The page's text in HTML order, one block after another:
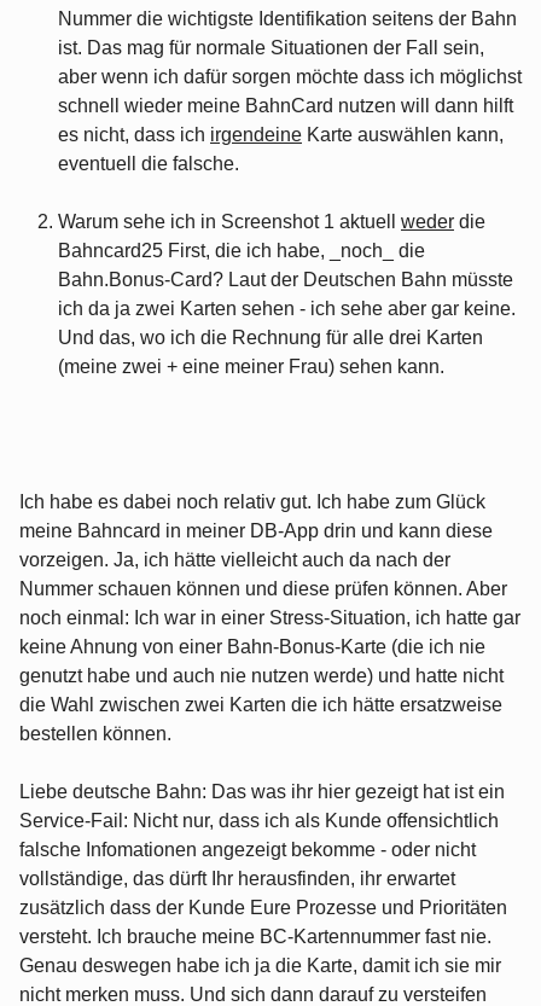
Nummer die wichtigste Identifikation seitens der Bahn
ist. Das mag für normale Situationen der Fall sein,
aber wenn ich dafür sorgen möchte dass ich möglichst
schnell wieder meine BahnCard nutzen will dann hilft
es nicht, dass ich irgendeine Karte auswählen kann,
eventuell die falsche.
Warum sehe ich in Screenshot 1 aktuell weder die
Bahncard25 First, die ich habe, _noch_ die
Bahn.Bonus-Card? Laut der Deutschen Bahn müsste
ich da ja zwei Karten sehen - ich sehe aber gar keine.
Und das, wo ich die Rechnung für alle drei Karten
(meine zwei + eine meiner Frau) sehen kann.
Ich habe es dabei noch relativ gut. Ich habe zum Glück
meine Bahncard in meiner DB-App drin und kann diese
vorzeigen. Ja, ich hätte vielleicht auch da nach der
Nummer schauen können und diese prüfen können. Aber
noch einmal: Ich war in einer Stress-Situation, ich hatte gar
keine Ahnung von einer Bahn-Bonus-Karte (die ich nie
genutzt habe und auch nie nutzen werde) und hatte nicht
die Wahl zwischen zwei Karten die ich hätte ersatzweise
bestellen können.
Liebe deutsche Bahn: Das was ihr hier gezeigt hat ist ein
Service-Fail: Nicht nur, dass ich als Kunde offensichtlich
falsche Infomationen angezeigt bekomme - oder nicht
vollständige, das dürft Ihr herausfinden, ihr erwartet
zusätzlich dass der Kunde Eure Prozesse und Prioritäten
versteht. Ich brauche meine BC-Kartennummer fast nie.
Genau deswegen habe ich ja die Karte, damit ich sie mir
nicht merken muss. Und sich dann darauf zu versteifen